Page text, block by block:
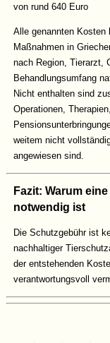
von rund 640 Euro
Alle genannten Kosten
Maßnahmen in
nach Region, Tierarzt,
Behandlungsumfang
Nicht enthalten sind
Operationen,
weitem nicht
angewiesen sind.
Fazit: Warum
notwendig ist
Die Schutzgebühr ist
nachhaltiger
der entstehenden
verantwortungsvoll